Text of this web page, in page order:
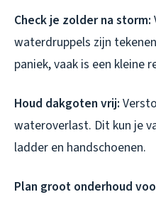
Check je zolder na storm:
waterdruppels zijn
paniek, vaak is een kleine
Houd dakgoten vrij:
wateroverlast. Dit kun je
ladder en handschoenen.
Plan groot onderhoud